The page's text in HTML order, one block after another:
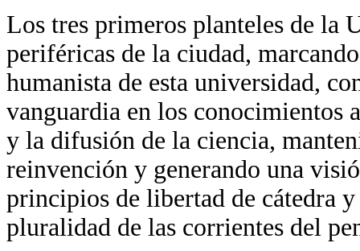
Los tres primeros planteles de la
periféricas de la ciudad,
humanista de esta universidad,
vanguardia en los conocimientos
y la difusión de la ciencia,
reinvención y generando una
principios de libertad de cátedra
pluralidad de las corrientes del